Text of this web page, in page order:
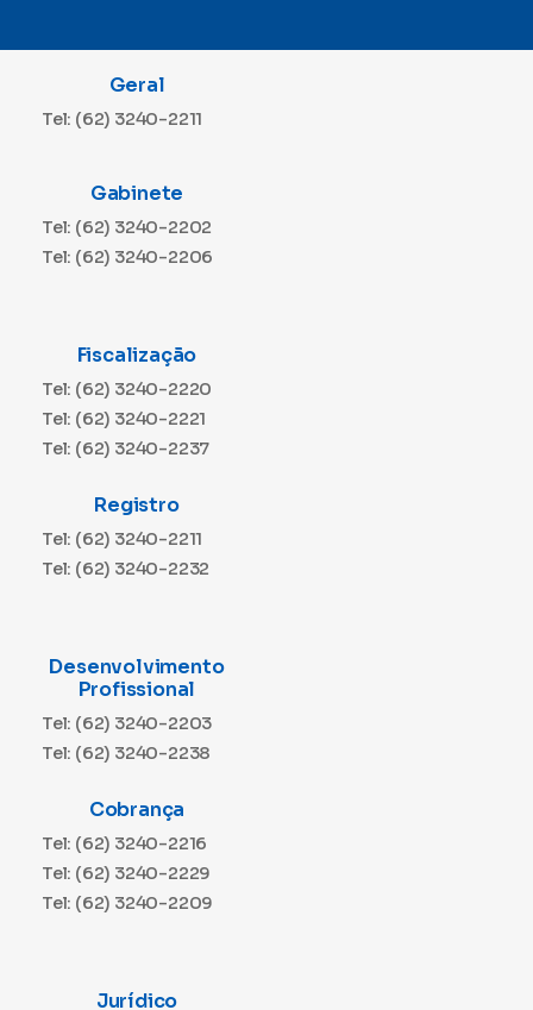
Geral
Tel: (62) 3240-2211
Gabinete
Tel: (62) 3240-2202
Tel: (62) 3240-2206
Fiscalização
Tel: (62) 3240-2220
Tel: (62) 3240-2221
Tel: (62) 3240-2237
Registro
Tel: (62) 3240-2211
Tel: (62) 3240-2232
Desenvolvimento
Profissional
Tel: (62) 3240-2203
Tel: (62) 3240-2238
Cobrança
Tel: (62) 3240-2216
Tel: (62) 3240-2229
Tel: (62) 3240-2209
Jurídico